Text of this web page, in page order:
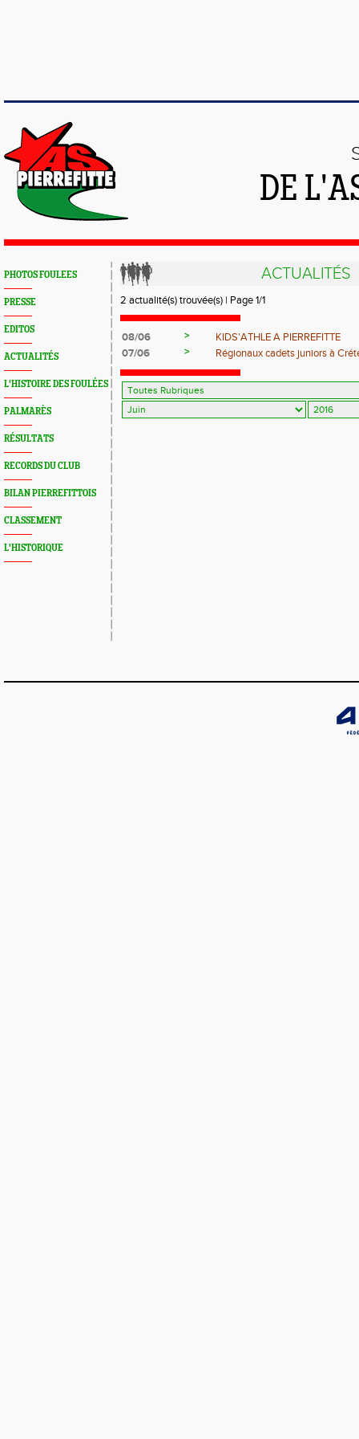
DE
PHOTOS FOULEES
PRESSE
EDITOS
ACTUALITÉS
L'HISTOIRE DES FOULÉES
PALMARÈS
RÉSULTATS
RECORDS DU CLUB
BILAN PIERREFITTOIS
CLASSEMENT
L'HISTORIQUE
ACTUALITÉS
2 actualité(s) trouvée(s) | Page 1/1
08/06 >
KIDS'ATHLE A PIERREFITTE
07/06
> Régionaux cadets juniors à